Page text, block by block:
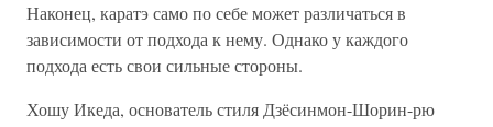
Наконец, каратэ само по себе может различаться в
зависимости от подхода к нему. Однако у каждого
подхода есть свои сильные стороны.
Хошу Икеда, основатель стиля Дзёсинмон-Шорин-рю